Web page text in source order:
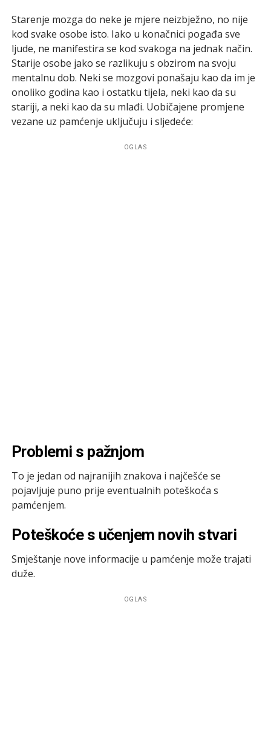
Starenje mozga do neke je mjere neizbježno, no nije
kod svake osobe isto. Iako u konačnici pogađa sve
ljude, ne manifestira se kod svakoga na jednak način.
Starije osobe jako se razlikuju s obzirom na svoju
mentalnu dob. Neki se mozgovi ponašaju kao da im je
onoliko godina kao i ostatku tijela, neki kao da su
stariji, a neki kao da su mlađi. Uobičajene promjene
vezane uz pamćenje uključuju i sljedeće:
OGLAS
Problemi s pažnjom
To je jedan od najranijih znakova i najčešće se
pojavljuje puno prije eventualnih poteškoća s
pamćenjem.
Poteškoće s učenjem novih stvari
Smještanje nove informacije u pamćenje može trajati
duže.
OGLAS